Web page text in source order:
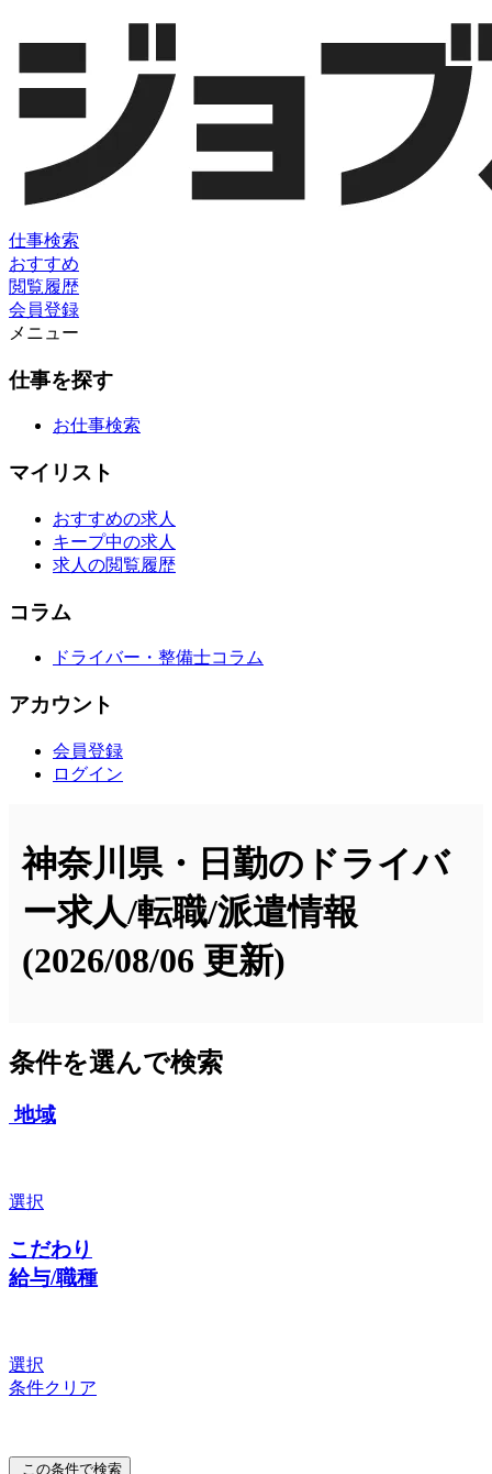
仕事検索
おすすめ
閲覧履歴
会員登録
メニュー
仕事を探す
お仕事検索
マイリスト
おすすめの求人
キープ中の求人
求人の閲覧履歴
コラム
ドライバー・整備士コラム
アカウント
会員登録
ログイン
神奈川県・日勤のドライバ
ー求人/転職/派遣情報
(2026/08/06 更新)
条件を選んで検索
地域
選択
こだわり
給与/職種
選択
条件クリア
この条件で検索